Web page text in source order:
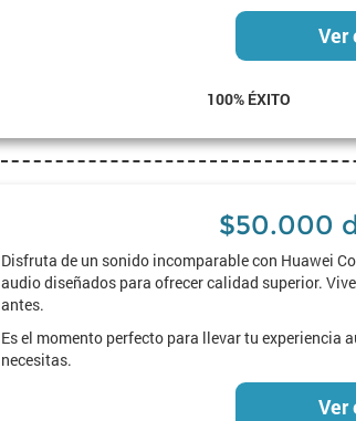
Ver
100% ÉXITO
$50.000
Disfruta de un sonido incomparable con Huawei
audio diseñados para ofrecer calidad superior.
antes.
Es el momento perfecto para llevar tu
necesitas.
Ver